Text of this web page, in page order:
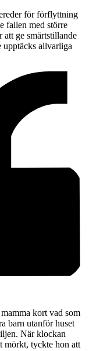
för förflyttning
fallen med större
att ge smärtstillande
allvarliga
kort vad som
barn utanför huset
När klockan
mörkt, tyckte hon att